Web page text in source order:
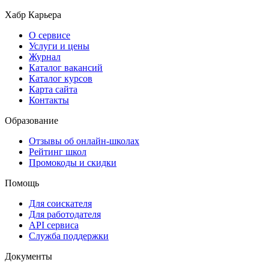
Хабр Карьера
О сервисе
Услуги и цены
Журнал
Каталог вакансий
Каталог курсов
Карта сайта
Контакты
Образование
Отзывы об онлайн-школах
Рейтинг школ
Промокоды и скидки
Помощь
Для соискателя
Для работодателя
API сервиса
Служба поддержки
Документы